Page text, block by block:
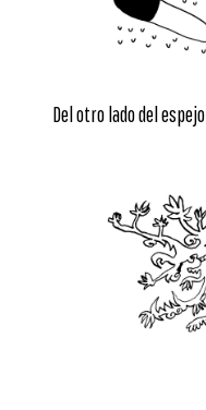
Del otro lado del espejo